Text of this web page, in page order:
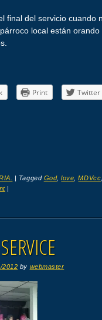
final del servicio cuando
local están
Print Twitter
Tagged God,love ,MDVcc
2012 by webmaster